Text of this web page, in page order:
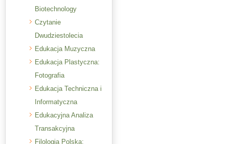
Biotechnology
Czytanie
Dwudziestolecia
Edukacja Muzyczna
Edukacja Plastyczna:
Fotografia
Edukacja Techniczna i
Informatyczna
Edukacyjna Analiza
Transakcyjna
Filologia Polska: